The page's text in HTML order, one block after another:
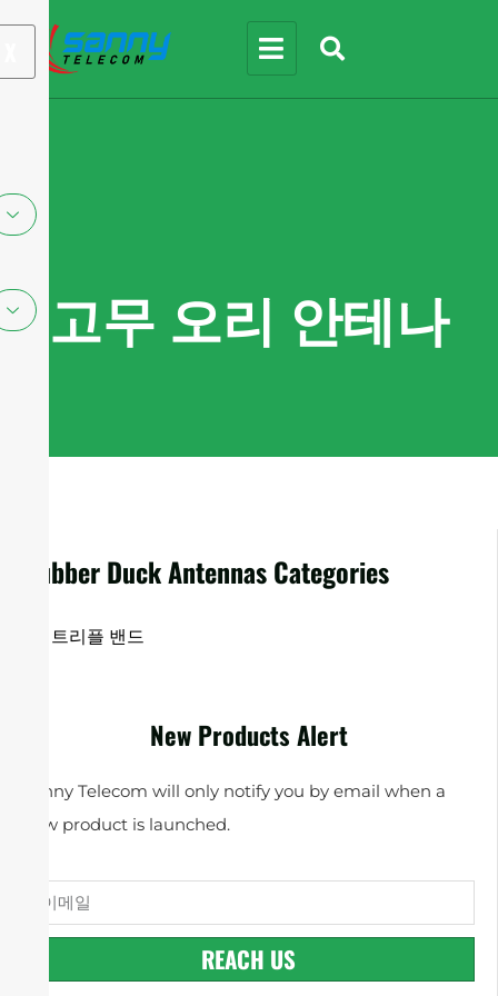
고무 오리 안테나
Rubber Duck Antennas Categories
트리플 밴드
New Products Alert
Sanny Telecom will only notify you by email when a
new product is launched.
REACH US